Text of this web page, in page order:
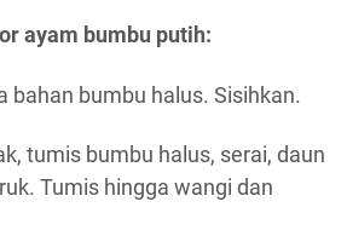
ayam bumbu putih:
bahan bumbu halus. Sisihkan.
tumis bumbu halus, serai, daun
Tumis hingga wangi dan